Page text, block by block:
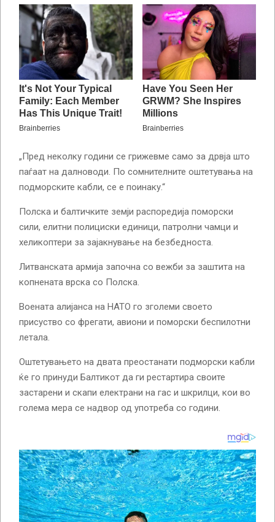
„Пред неколку години се грижевме само за дрвја што
паѓаат на далноводи. По сомнителните оштетувања на
подморските кабли, се е поинаку.“
Полска и балтичките земји распоредија поморски
сили, елитни полициски единици, патролни чамци и
хеликоптери за зајакнување на безбедноста.
Литванската армија започна со вежби за заштита на
копнената врска со Полска.
Воената алијанса на НАТО го зголеми своето
присуство со фрегати, авиони и поморски беспилотни
летала.
Оштетувањето на двата преостанати подморски кабли
ќе го принуди Балтикот да ги рестартира своите
застарени и скапи електрани на гас и шкрилци, кои во
голема мера се надвор од употреба со години.